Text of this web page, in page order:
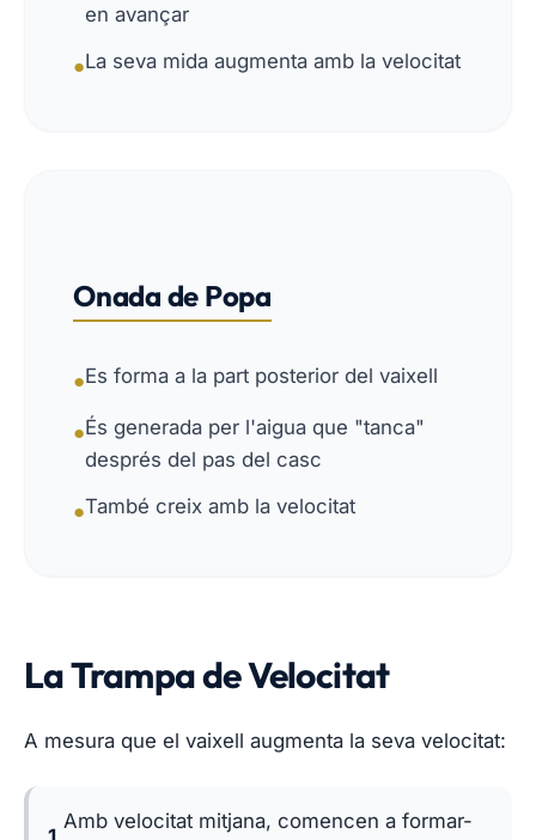
en avançar
●La seva mida augmenta amb la velocitat
Onada de Popa
●Es forma a la part posterior del vaixell
●És generada per l'aigua que "tanca"
després del pas del casc
●També creix amb la velocitat
La Trampa de Velocitat
A mesura que el vaixell augmenta la seva velocitat:
Amb velocitat mitjana, comencen a formar-